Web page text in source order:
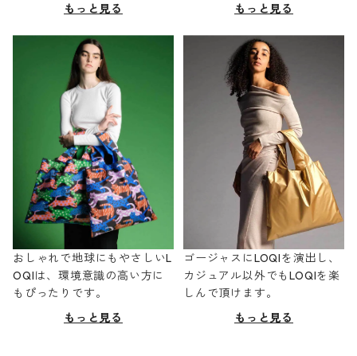
もっと見る
もっと見る
おしゃれで地球にもやさしいL
OQIは、環境意識の高い方に
もぴったりです。
もっと見る
ゴージャスにLOQIを演出し、
カジュアル以外でもLOQIを楽
しんで頂けます。
もっと見る